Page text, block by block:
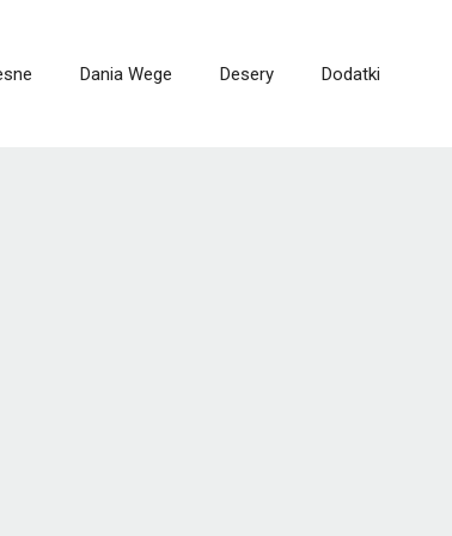
Dania Wege Desery Dodatki